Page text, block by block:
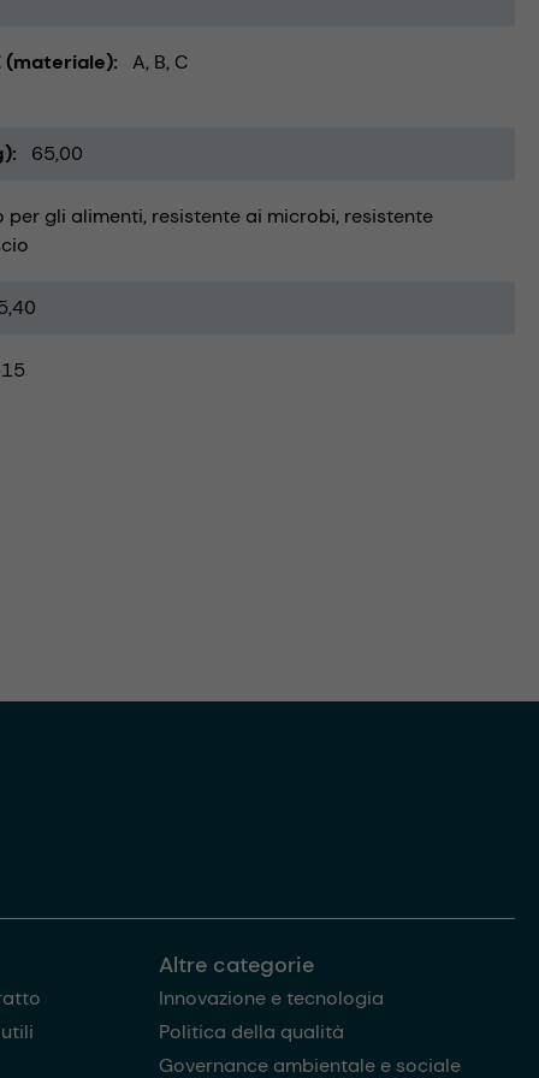
(materiale) A, B, C
65,00
per gli alimenti resistente ai microbi resistente
Altre categorie
Innovazione e tecnologia
Politica della qualità
Governance ambientale e sociale